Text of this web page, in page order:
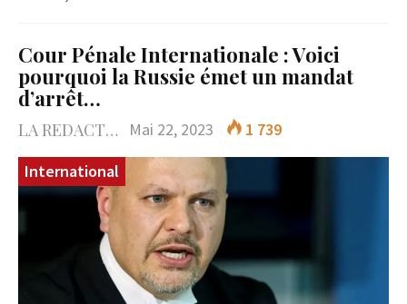
Cour Pénale Internationale : Voici
pourquoi la Russie émet un mandat
d’arrêt…
LA REDACTION Mai 22, 2023
1 739
International